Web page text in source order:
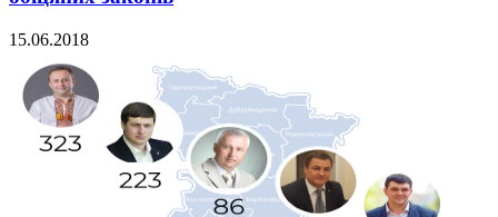
15.06.2018